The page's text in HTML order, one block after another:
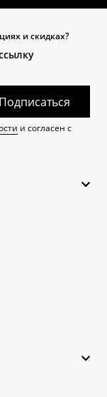
и скидках?
Подписаться
и согласен с